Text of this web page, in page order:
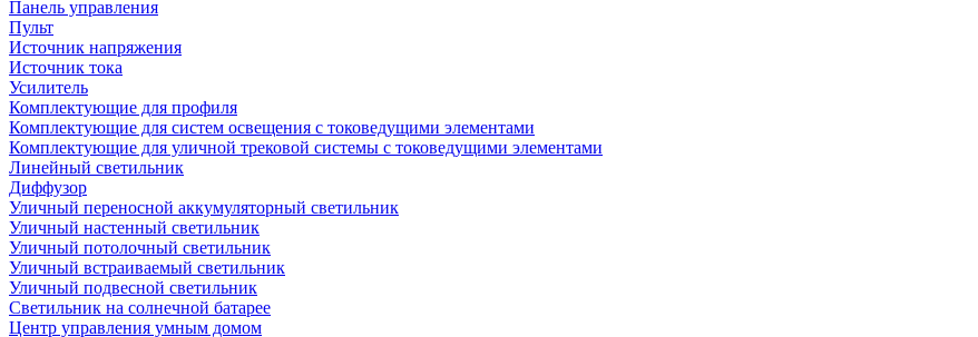
Панель управления
Пульт
Источник напряжения
Источник тока
Усилитель
Комплектующие для профиля
Комплектующие для систем освещения с токоведущими элементами
Комплектующие для уличной трековой системы с токоведущими элементами
Линейный светильник
Диффузор
Уличный переносной аккумуляторный светильник
Уличный настенный светильник
Уличный потолочный светильник
Уличный встраиваемый светильник
Уличный подвесной светильник
Светильник на солнечной батарее
Центр управления умным домом